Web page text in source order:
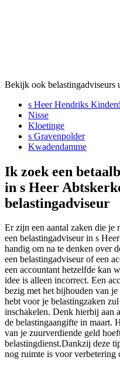
Bekijk ook belastingadviseurs
s Heer Hendriks
Nisse
Kloetinge
s Gravenpolder
Kwadendamme
Ik zoek een
in s Heer
belastingadviseur
Er zijn een aantal zaken die je
een belastingadviseur in s
handig om na te denken over
een belastingadviseur of een
een accountant hetzelfde kan
idee is alleen incorrect. Een
bezig met het bijhouden van
hebt voor je belastingzaken
inschakelen. Denk hierbij aan
de belastingaangifte in maart.
van je zuurverdiende geld
belastingdienst.Dankzij deze
nog ruimte is voor verbetering